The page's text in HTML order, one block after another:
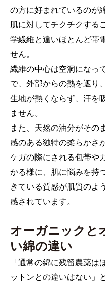
の方に好まれているのが
肌に対してチクチクする
学繊維と違いほとんど帯
せん。
繊維の中心は空洞になっ
で、外部からの熱を遮り
生地が熱くならず、汗を
ません。
また、天然の油分がその
感のある独特の柔らかさ
ケガの際にされる包帯や
かる様に、肌に悩みを持
きている質感が肌質のよ
感されています。
オーガニックと
い綿の違い
「通常の綿に残留農薬は
ットンとの違いはない」